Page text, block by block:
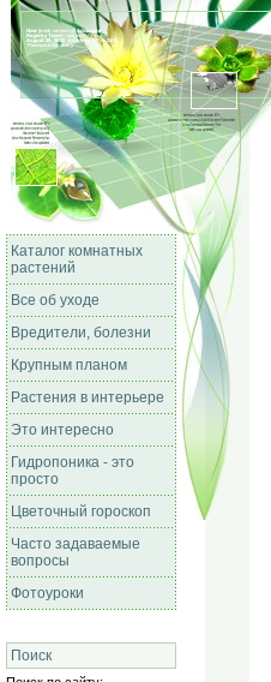
Каталог комнатных
растений
Все об уходе
Вредители, болезни
Крупным планом
Растения в интерьере
Это интересно
Гидропоника - это
просто
Цветочный гороскоп
Часто задаваемые
вопросы
Фотоуроки
Поиск